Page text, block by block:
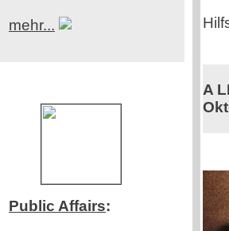
mehr...
Public Affairs:
A